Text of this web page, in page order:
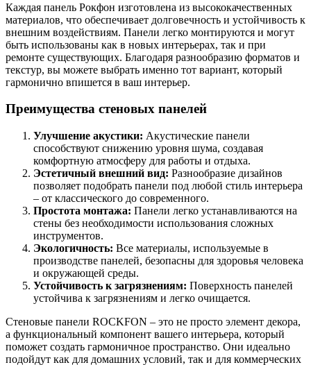
Каждая панель Рокфон изготовлена из высококачественных
материалов, что обеспечивает долговечность и устойчивость к
внешним воздействиям. Панели легко монтируются и могут
быть использованы как в новых интерьерах, так и при
ремонте существующих. Благодаря разнообразию форматов и
текстур, вы можете выбрать именно тот вариант, который
гармонично впишется в ваш интерьер.
Преимущества стеновых панелей
Улучшение акустики: Акустические панели
способствуют снижению уровня шума, создавая
комфортную атмосферу для работы и отдыха.
Эстетичный внешний вид: Разнообразие дизайнов
позволяет подобрать панели под любой стиль интерьера
– от классического до современного.
Простота монтажа: Панели легко устанавливаются на
стены без необходимости использования сложных
инструментов.
Экологичность: Все материалы, используемые в
производстве панелей, безопасны для здоровья человека
и окружающей среды.
Устойчивость к загрязнениям: Поверхность панелей
устойчива к загрязнениям и легко очищается.
Стеновые панели ROCKFON – это не просто элемент декора,
а функциональный компонент вашего интерьера, который
поможет создать гармоничное пространство. Они идеально
подойдут как для домашних условий, так и для коммерческих